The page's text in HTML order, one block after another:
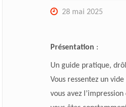
28 mai 2025
Présentation :
Un guide pratique,
Vous ressentez un
vous avez